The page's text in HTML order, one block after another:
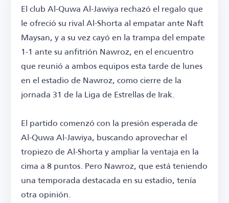
El club Al-Quwa Al-Jawiya rechazó el regalo que
le ofreció su rival Al-Shorta al empatar ante Naft
Maysan, y a su vez cayó en la trampa del empate
1-1 ante su anfitrión Nawroz, en el encuentro
que reunió a ambos equipos esta tarde de lunes
en el estadio de Nawroz, como cierre de la
jornada 31 de la Liga de Estrellas de Irak.
El partido comenzó con la presión esperada de
Al-Quwa Al-Jawiya, buscando aprovechar el
tropiezo de Al-Shorta y ampliar la ventaja en la
cima a 8 puntos. Pero Nawroz, que está teniendo
una temporada destacada en su estadio, tenía
otra opinión.